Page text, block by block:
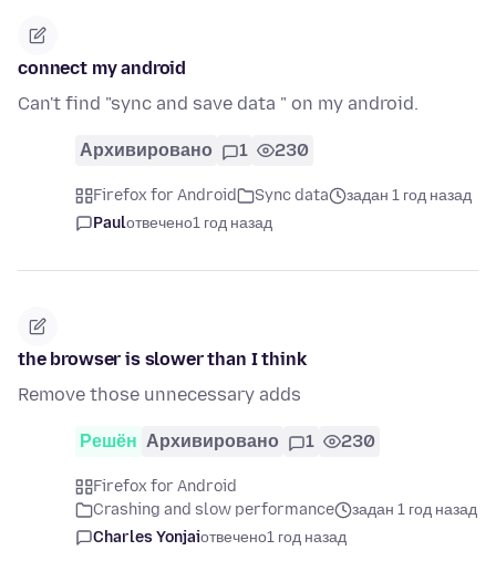
connect my android
Can't find "sync and save data " on my android.
Архивировано 1 230
Firefox for Android Sync data
задан 1 год назад
Paulотвечено1 год назад
the browser is slower than I think
Remove those unnecessary adds
Решён Архивировано 1 230
Firefox for Android
Crashing and slow performance
задан 1 год назад
Charles Yonjaiотвечено1 год назад